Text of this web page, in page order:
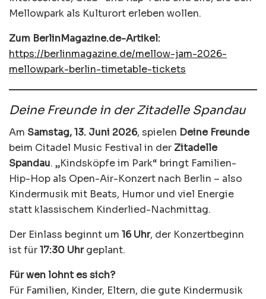
Mellowpark als Kulturort erleben wollen.
Zum BerlinMagazine.de-Artikel:
https://berlinmagazine.de/mellow-jam-2026-
mellowpark-berlin-timetable-tickets
Deine Freunde in der Zitadelle Spandau
Am Samstag, 13. Juni 2026, spielen Deine Freunde
beim Citadel Music Festival in der Zitadelle
Spandau. „Kindsköpfe im Park“ bringt Familien-
Hip-Hop als Open-Air-Konzert nach Berlin – also
Kindermusik mit Beats, Humor und viel Energie
statt klassischem Kinderlied-Nachmittag.
Der Einlass beginnt um 16 Uhr, der Konzertbeginn
ist für17:30 Uhrgeplant.
Für wen lohnt es sich?
Für Familien, Kinder, Eltern, die gute Kindermusik